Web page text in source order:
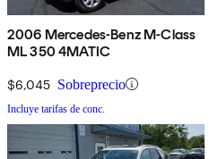
2006 Mercedes-Benz M-Class
ML 350 4MATIC
$6,045 Sobreprecio
Incluye tarifas de conc.